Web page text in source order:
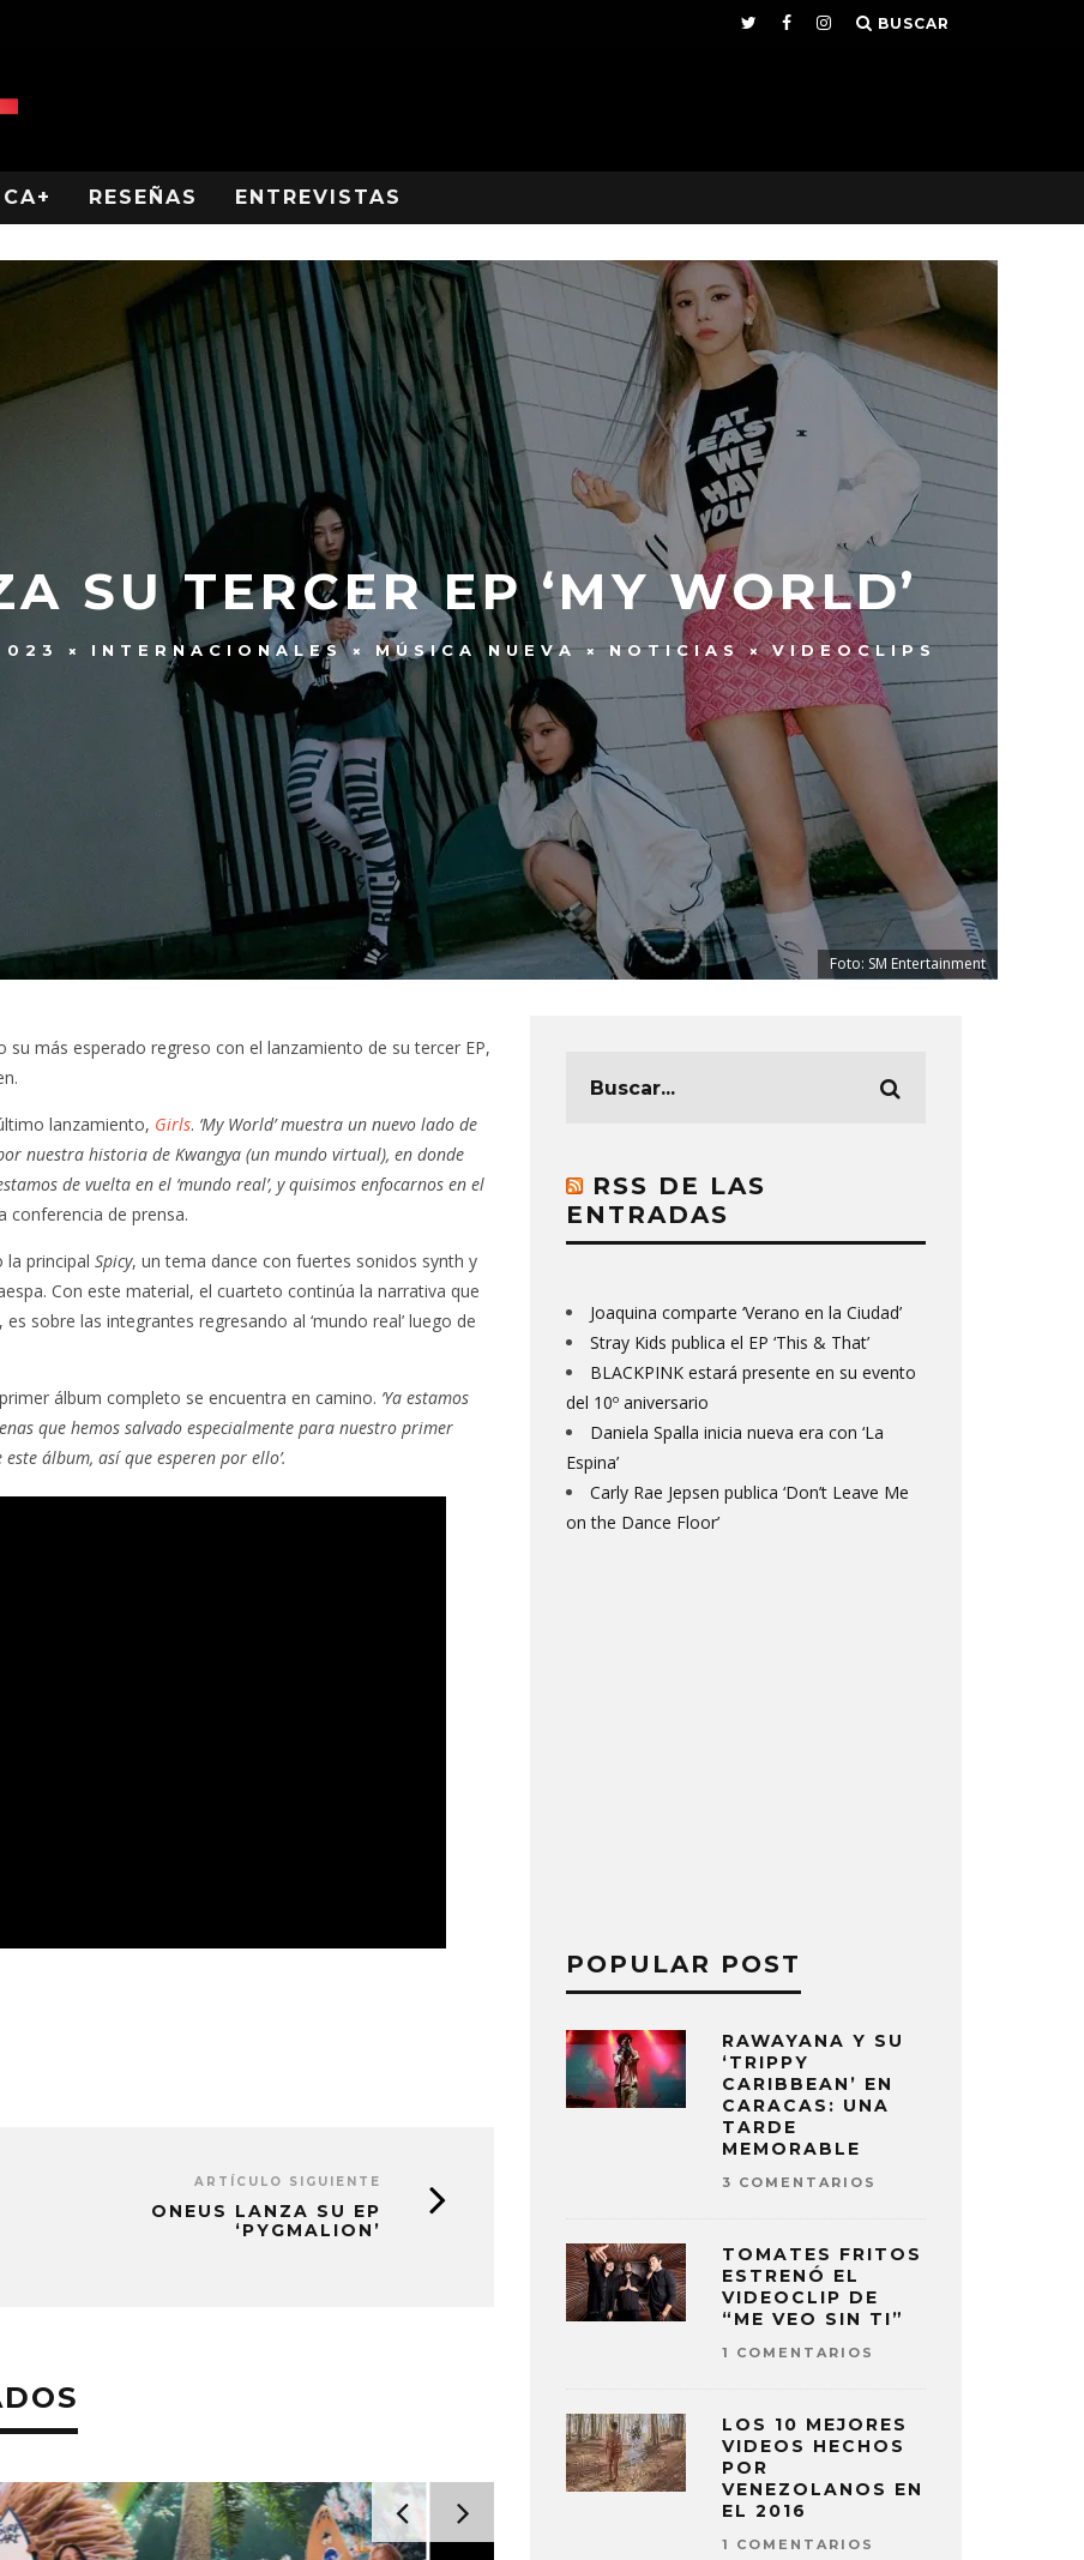
BUSCAR
RESEÑAS ENTREVISTAS
SU TERCER EP ‘MY WORLD’
INTERNACIONALES MÚSICA NUEVA NOTICIAS VIDEOCLIPS
Foto: SM Entertainment
más esperado regreso con el lanzamiento de su tercer EP,
lanzamiento, Girls. ‘My World’ muestra un nuevo lado de
nuestra historia de Kwangya (un mundo virtual), en donde
de vuelta en el ‘mundo real’, y quisimos enfocarnos en el
conferencia de prensa.
la principal Spicy, un tema dance con fuertes sonidos synth y
Con este material, el cuarteto continúa la narrativa que
sobre las integrantes regresando al ‘mundo real’ luego de
álbum completo se encuentra en camino. ‘Ya estamos
que hemos salvado especialmente para nuestro primer
álbum, así que esperen por ello’.
ARTÍCULO SIGUIENTE
ONEUS LANZA SU EP
‘PYGMALION’
RSS DE LAS
ENTRADAS
Joaquina comparte ‘Verano en la Ciudad’
Stray Kids publica el EP ‘This & That’
BLACKPINK estará presente en su evento
del 10º aniversario
Daniela Spalla inicia nueva era con ‘La
Espina’
Carly Rae Jepsen publica ‘Don’t Leave Me
on the Dance Floor’
POPULAR POST
RAWAYANA Y SU
‘TRIPPY
CARIBBEAN’ EN
CARACAS: UNA
TARDE
MEMORABLE
3 COMENTARIOS
TOMATES FRITOS
ESTRENÓ EL
VIDEOCLIP DE
“ME VEO SIN TI”
1 COMENTARIOS
LOS 10 MEJORES
VIDEOS HECHOS
POR
VENEZOLANOS EN
EL 2016
1 COMENTARIOS